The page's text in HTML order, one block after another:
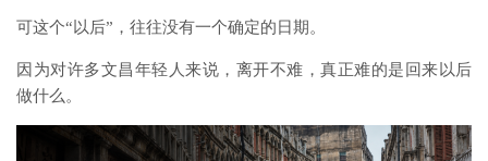
可这个“以后”，往往没有一个确定的日期。
因为对许多文昌年轻人来说，离开不难，真正难的是回来以后
做什么。